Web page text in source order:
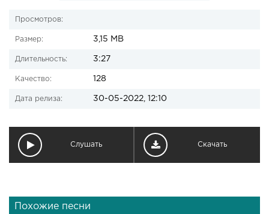
Просмотров:
Размер: 3,15 MB
Длительность: 3:27
Качество: 128
Дата релиза: 30-05-2022, 12:10
Слушать Скачать
Похожие песни